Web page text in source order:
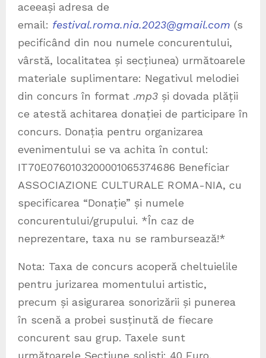
aceeași adresa de
email: festival.roma.nia.2023@gmail.com (s
pecificând din nou numele concurentului,
vârstă, localitatea și secțiunea) următoarele
materiale suplimentare: Negativul melodiei
din concurs în format .mp3 și dovada plății
ce atestă achitarea donației de participare în
concurs. Donația pentru organizarea
evenimentului se va achita în contul:
IT70E0760103200001065374686 Beneficiar
ASSOCIAZIONE CULTURALE ROMA-NIA, cu
specificarea “Donație” și numele
concurentului/grupului. *În caz de
neprezentare, taxa nu se rambursează!*
Nota: Taxa de concurs acoperă cheltuielile
pentru jurizarea momentului artistic,
precum și asigurarea sonorizării și punerea
în scenă a probei susținută de fiecare
concurent sau grup. Taxele sunt